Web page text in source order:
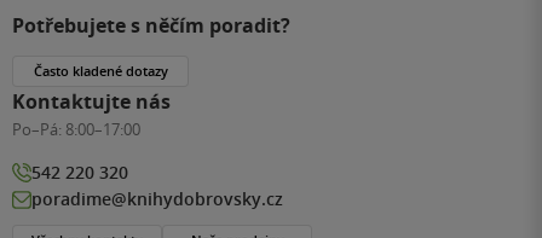
Potřebujete s něčím poradit?
Často kladené dotazy
Kontaktujte nás
Po–Pá: 8:00–17:00
542 220 320
poradime@knihydobrovsky.cz